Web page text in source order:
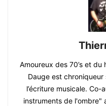
Amoureux des 70’s et
Dauge est
l’écriture musicale.
instruments de l'ombre"